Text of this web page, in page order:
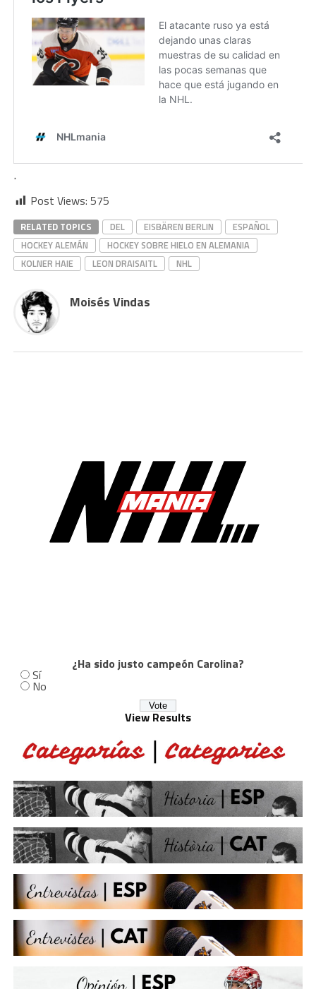
.
Post Views: 575
RELATED TOPICS DEL EISBÄREN BERLIN
ESPAÑOL
HOCKEY ALEMÁN
HOCKEY SOBRE HIELO EN ALEMANIA
KOLNER HAIE
LEON DRAISAITL NHL
Moisés Vindas
¿Ha sido justo campeón Carolina?
Sí
No
View Results